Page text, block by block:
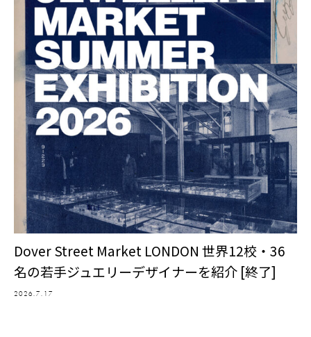
Dover Street Market LONDON 世界12校・36
名の若手ジュエリーデザイナーを紹介 [終了]
2026.7.17